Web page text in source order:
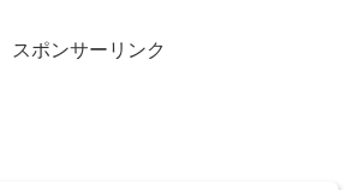
スポンサーリンク